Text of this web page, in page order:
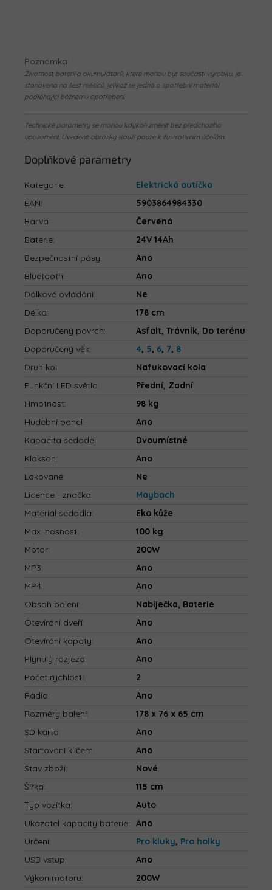
Poznámka:
Životnost baterií a akumulátorů, které mohou být součástí výrobku, je
stanovena na šest měsíců, jelikož se jedná o spotřební materiál
podléhající běžnému opotřebení.
Technické parametry se mohou kdykoli změnit bez předchozího
upozornění. Uvedené obrázky slouží pouze k ilustrativním účelům.
Doplňkové parametry
Kategorie:
Elektrická autíčka
EAN:
5903864984330
Barva:
Červená
Baterie:
24V 14Ah
Bezpečnostní pásy:
Ano
Bluetooth:
Ano
Dálkové ovládání:
Ne
Délka:
178 cm
Doporučený povrch:
Asfalt, Trávník, Do terénu
Doporučený věk: 4, 5, 6, 7, 8
Druh kol:
Nafukovací kola
Funkční LED světla:
Přední, Zadní
Hmotnost:
98 kg
Hudební panel:
Ano
Kapacita sedadel:
Dvoumístné
Klakson:
Ano
Lakované:
Ne
Licence - značka:
Maybach
Materiál sedadla:
Eko kůže
Max. nosnost:
100 kg
Motor:
200W
MP3:
Ano
MP4:
Ano
Obsah balení:
Nabíječka, Baterie
Otevírání dveří:
Ano
Otevírání kapoty:
Ano
Plynulý rozjezd:
Ano
Počet rychlostí:
2
Rádio:
Ano
Rozměry balení:
178 x 76 x 65 cm
SD karta:
Ano
Startování klíčem:
Ano
Stav zboží:
Nové
Šířka:
115 cm
Typ vozítka:
Auto
Ukazatel kapacity baterie:
Ano
Určení: Pro kluky, Pro holky
USB vstup:
Ano
Výkon motoru:
200W